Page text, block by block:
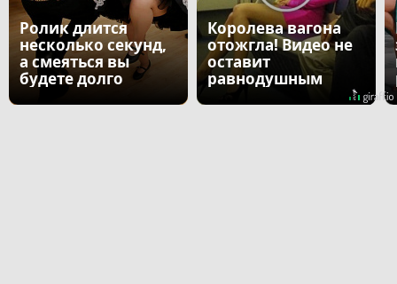
Ролик длится
несколько секунд,
а смеяться вы
будете долго
Королева вагона
отожгла! Видео не
оставит
равнодушным